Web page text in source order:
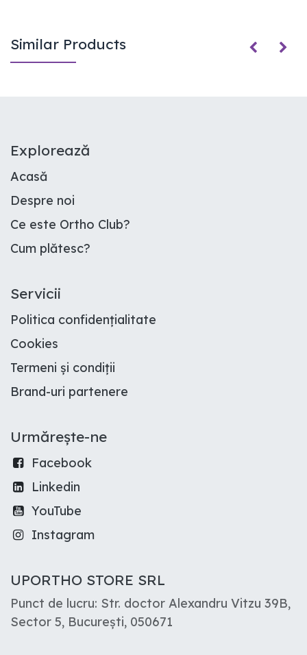
Similar Products
E​xplorează
Acasă
Despre noi
Ce este Ortho Club?
Cum plătesc?
Servicii
Politica confidențialitate
Cookies
Termeni și condiții
Brand-uri partenere
Urmărește-ne
Facebook
Linkedin
YouTube
Instagram
UPORTHO STORE SRL
Punct de lucru: Str. doctor Alexandru Vitzu 39B,
Sector 5, București, 050671